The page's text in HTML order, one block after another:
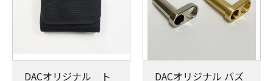
DACオリジナル ト
DACオリジナル バズ